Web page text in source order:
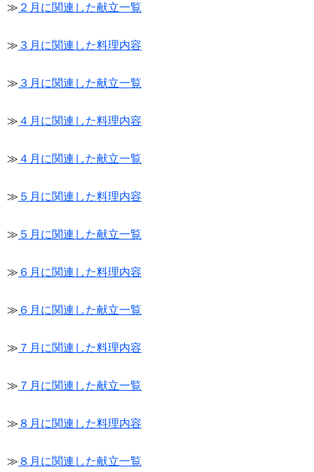
≫ ２月に関連した献立一覧
≫ ３月に関連した料理内容
≫ ３月に関連した献立一覧
≫ ４月に関連した料理内容
≫ ４月に関連した献立一覧
≫ ５月に関連した料理内容
≫ ５月に関連した献立一覧
≫ ６月に関連した料理内容
≫ ６月に関連した献立一覧
≫ ７月に関連した料理内容
≫ ７月に関連した献立一覧
≫ ８月に関連した料理内容
≫ ８月に関連した献立一覧